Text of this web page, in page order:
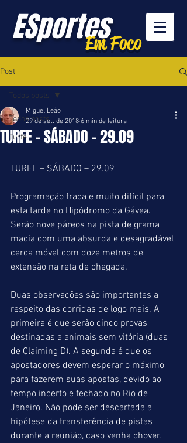
ESportesEm Foco
Post
Todos posts
Turfe
Todos posts
TURFE - SÁBADO - 29.09
Miguel Leão
29 de set. de 2018 6 min de leitura
TURFE – SÁBADO – 29.09
Programação fraca e muito difícil para
esta tarde no Hipódromo da Gávea.
Serão nove páreos na pista de grama
macia com uma absurda e desagradável
cerca móvel com doze metros de
extensão na reta de chegada.
Duas observações são importantes a
respeito das corridas de logo mais. A
primeira é que serão cinco provas
destinadas a animais sem vitória (duas
de Claiming D). A segunda é que os
apostadores devem esperar o máximo
para fazerem suas apostas, devido ao
tempo incerto e fechado no Rio de
Janeiro. Não pode ser descartada a
hipótese da transferência de pistas
durante a reunião, caso venha chover.